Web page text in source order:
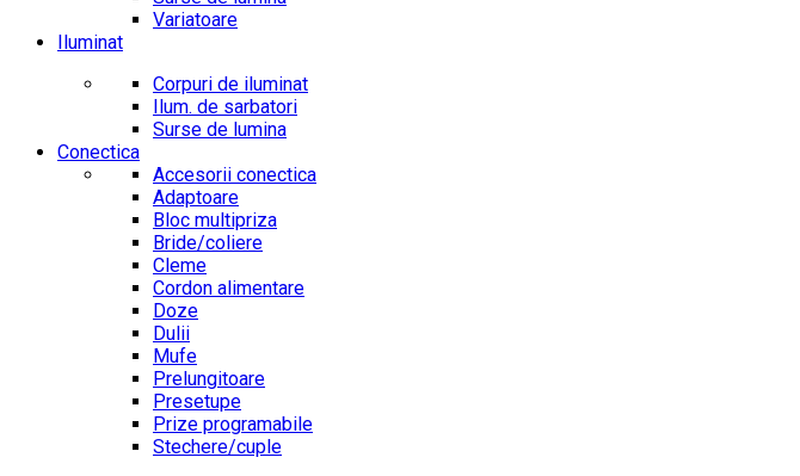
Variatoare
Iluminat
Corpuri de iluminat
Ilum. de sarbatori
Surse de lumina
Conectica
Accesorii conectica
Adaptoare
Bloc multipriza
Bride/coliere
Cleme
Cordon alimentare
Doze
Dulii
Mufe
Prelungitoare
Presetupe
Prize programabile
Stechere/cuple